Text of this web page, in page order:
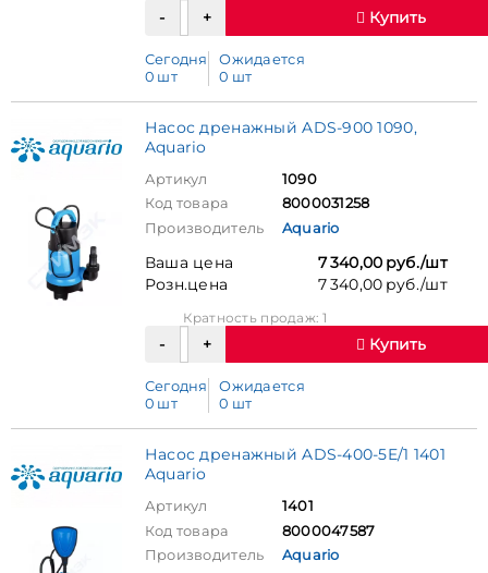
Купить
Сегодня
0 шт
Ожидается
0 шт
Насос дренажный ADS-900 1090,
Aquario
Артикул
1090
Код товара
8000031258
Производитель
Aquario
Ваша цена
7 340,00 руб./шт
Розн.цена
7 340,00 руб./шт
Кратность продаж: 1
Купить
Сегодня
0 шт
Ожидается
0 шт
Насос дренажный ADS-400-5E/1 1401
Aquario
Артикул
1401
Код товара
8000047587
Производитель
Aquario